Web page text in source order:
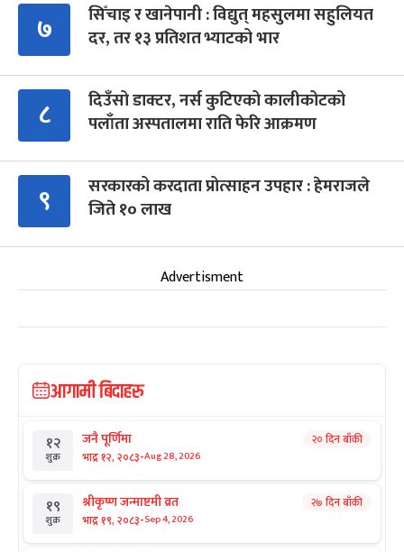
७
सिँचाइ र खानेपानी : विद्युत् महसुलमा सहुलियत
दर, तर १३ प्रतिशत भ्याटको भार
८
दिउँसो डाक्टर, नर्स कुटिएको कालीकोटको
पलाँता अस्पतालमा राति फेरि आक्रमण
९
सरकारको करदाता प्रोत्साहन उपहार : हेमराजले
जिते १० लाख
Advertisment
आगामी बिदाहरु
१२
शुक्र
जनै पूर्णिमा
भाद्र १२, २०८३-Aug 28, 2026
२० दिन बाँकी
१९
शुक्र
श्रीकृष्ण जन्माष्टमी व्रत
भाद्र १९, २०८३-Sep 4, 2026
२७ दिन बाँकी